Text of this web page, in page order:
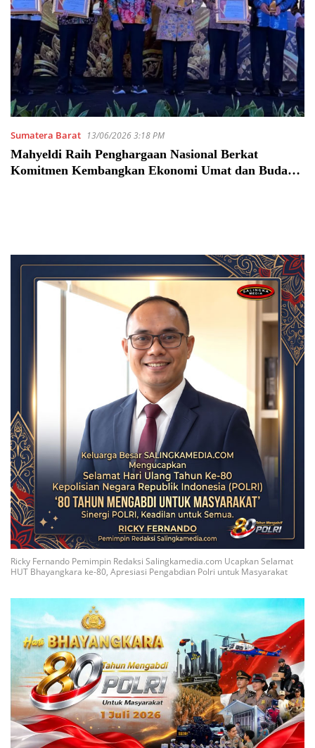
Sumatera Barat 13/06/2026 3:18 PM
Mahyeldi Raih Penghargaan Nasional Berkat
Komitmen Kembangkan Ekonomi Umat dan Budaya
Ricky Fernando Pemimpin Redaksi Salingkamedia.com Ucapkan Selamat
HUT Bhayangkara ke-80, Apresiasi Pengabdian Polri untuk Masyarakat